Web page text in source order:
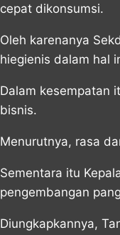
cepat dikonsumsi.
Oleh karenanya
hiegienis dalam hal
Dalam kesempatan
bisnis.
Menurutnya, rasa
Sementara itu
pengembangan
Diungkapkannya,